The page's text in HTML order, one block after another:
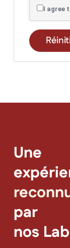
I agree
Une
par
nos